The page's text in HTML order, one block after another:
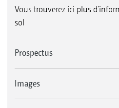
Vous trouverez ici plus
sol
Prospectus
Images